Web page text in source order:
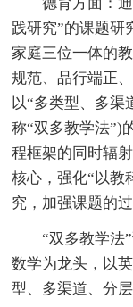
践研究”的课题研
家庭三位一体的
规范、品行端正
以“多类型、多渠
称“双多教学法”)
程框架的同时辐
核心，强化“以教
究，加强课题的过
“双多教学法”
数学为龙头，以
型、多渠道、分